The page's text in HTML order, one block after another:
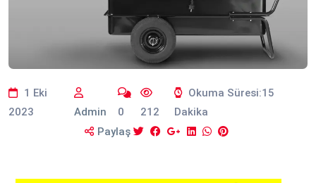
1 Eki
2023
Admin 0 212
Okuma Süresi:15
Dakika
Paylaş